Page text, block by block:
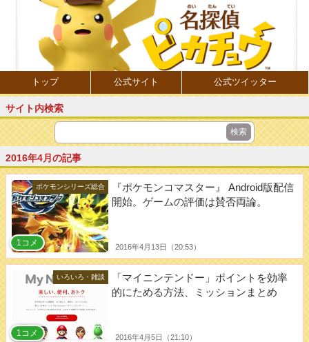
トップ 公式サイト 公式ツイッター
サイト内検索
2016年4月の記事
ポケモンシリーズ総合
『ポケモンコマスター』 Android版配信
開始。ゲームの評価は賛否両論。
2016年4月13日（20:53）
1コメ
いろいろ・雑談
「マイニンテンドー」ポイントを効率
的にためる方法、ミッションまとめ
2016年4月5日（21:10）
1コメ